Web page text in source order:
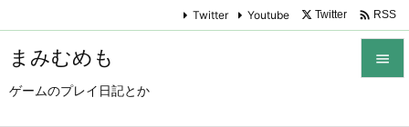
まみむめも
ゲームのプレイ日記とか

Twitter Youtube Twitter  RSS